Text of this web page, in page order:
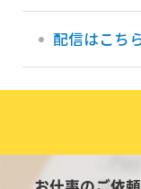
配信はこち